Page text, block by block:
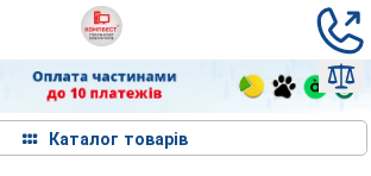
Каталог товарів